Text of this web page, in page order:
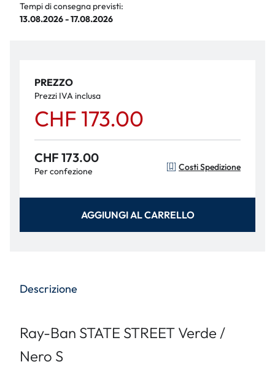
Tempi di consegna previsti:
13.08.2026 - 17.08.2026
PREZZO
Prezzi IVA inclusa
CHF 173.00
CHF 173.00
Per confezione Costi Spedizione
AGGIUNGI AL CARRELLO
Descrizione
Ray-Ban STATE STREET Verde /
Nero S